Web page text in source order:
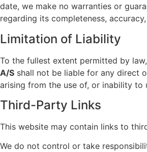
date, we make no warranties or
regarding its completeness,
Limitation of Liability
To the fullest extent permitted by law,
A/S shall not be liable for any direct
arising from the use of, or inability to
Third-Party Links
This website may contain links to
We do not control or take